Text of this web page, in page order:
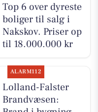
Top 6 over dyreste
boliger til salg i
Nakskov. Priser op
til 18.000.000 kr
ALARM112
Lolland-Falster
Brandvæsen: